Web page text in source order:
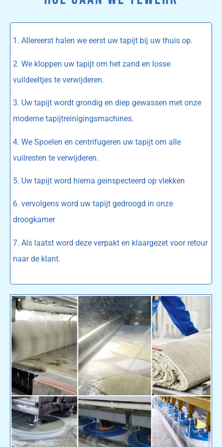
1. Allereerst halen we eerst uw tapijt bij uw thuis op.
2. We kloppen uw tapijt om het zand en losse
vuildeeltjes te verwijderen.
3. Uw tapijt wordt grondig en diep gewassen met onze
moderne tapijtreinigingsmachines.
4. We Spoelen en centrifugeren uw tapijt om alle
vuilresten te verwijderen.
5. Uw tapijt word hierna geinspecteerd op vlekken
6. vervolgens word uw tapijt gedroogd in onze
droogkamer
7. Als laatst word deze verpakt en klaargezet voor retour
naar de klant.